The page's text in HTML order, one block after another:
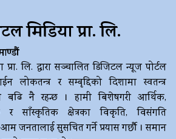
मिडिया प्रा. लि.
लि. द्धारा सञ्चालित डिजिटल न्यूज पोर्टल
र सम्बृद्दिको दिशामा स्वतन्त्र
बढि नै रहन्छ । हामी बिशेषगरी आर्थिक,
र साँस्कृतिक क्षेत्रका विकृति, विसंगति
जनतालाई सुसचित गर्ने प्रयास गर्छौ । समान